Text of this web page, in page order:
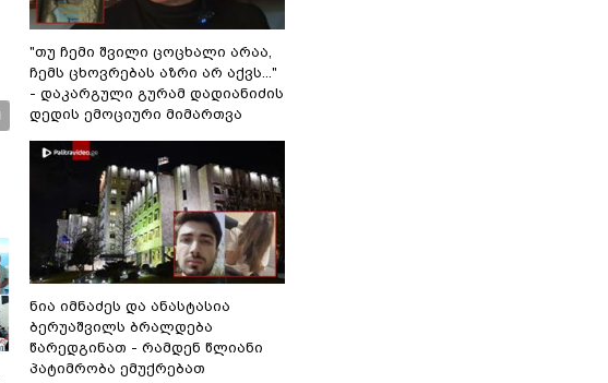
"თუ ჩემი შვილი ცოცხალი არაა,
ჩემს ცხოვრებას აზრი არ აქვს..."
- დაკარგული გურამ დადიანიძის
დედის ემოციური მიმართვა
ნია იმნაძეს და ანასტასია
ბერუაშვილს ბრალდება
წარედგინათ - რამდენ წლიანი
პატიმრობა ემუქრებათ